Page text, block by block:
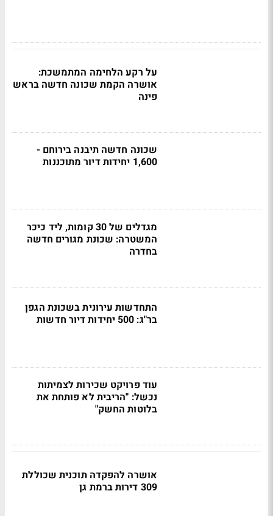
על רקע הלחימה המתמשכת:
אושרה הקמת שכונה חדשה בראש
פינה
שכונה חדשה תיבנה בירוחם -
1,600 יחידות דיור מתוכננות
מגדלים של 30 קומות, ליד כיכר
המשטרה: שכונת מגורים חדשה
בחדרה
התחדשות עירונית בשכונת הגפן
בר"ג: 500 יחידות דיור חדשות
עוד פרויקט שכירות לצמיתות
נכשל: "הריבית לא פותחת את
בלוטות החשק"
אושרה להפקדה תוכנית שכוללת
309 דירות ברמת גן